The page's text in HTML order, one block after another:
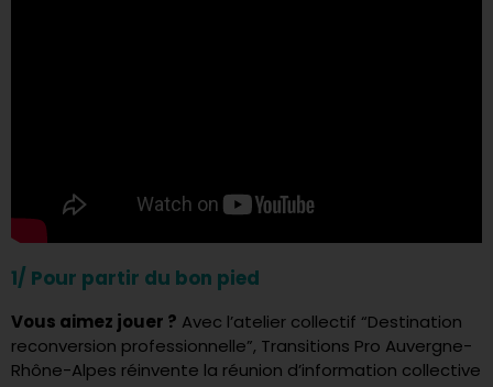
1/ Pour partir du bon pied
Vous aimez jouer ? Avec l’atelier collectif “Destination
reconversion professionnelle”, Transitions Pro Auvergne-
Rhône-Alpes réinvente la réunion d’information collective